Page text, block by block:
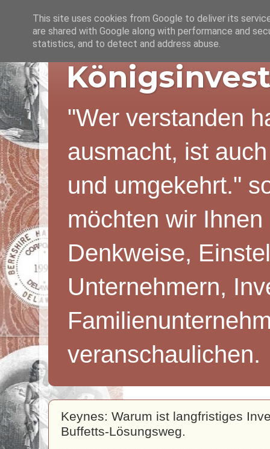
"Wer verstanden
ausmacht, ist
und umgekehrt."
möchten wir
Denkweise,
Unternehmern,
veranschaulichen.
Keynes: Warum ist langfristiges
Buffetts-Lösungsweg.
This site uses cookies from Google to deliver its
are shared with Google along with performance and
statistics, and to detect and address abuse.